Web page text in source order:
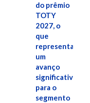
do prêmio
TOTY
2027, o
que
representa
um
avanço
significativo
para o
segmento